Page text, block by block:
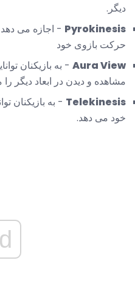
دیگر.
Pyrokinesis - اجازه می دهد
حرکت بازوی خود
Aura View - به بازیکنان
مشاهده و دیدن در ابعاد دیگر
Telekinesis - به بازیکنان
خود می دهد.